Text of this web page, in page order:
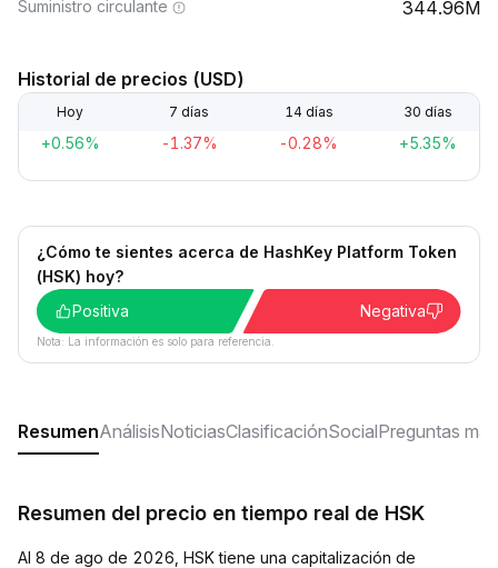
Suministro circulante 344.96M
Historial de precios (USD)
Hoy 7 días 14 días 30 días
+0.56% -1.37% -0.28% +5.35%
¿Cómo te sientes acerca de HashKey Platform Token
(HSK) hoy?
Positiva
Negativa
Nota: La información es solo para referencia.
ResumenAnálisisNoticiasClasificaciónSocialPreguntas
Resumen del precio en tiempo real de HSK
Al 8 de ago de 2026, HSK tiene una capitalización de